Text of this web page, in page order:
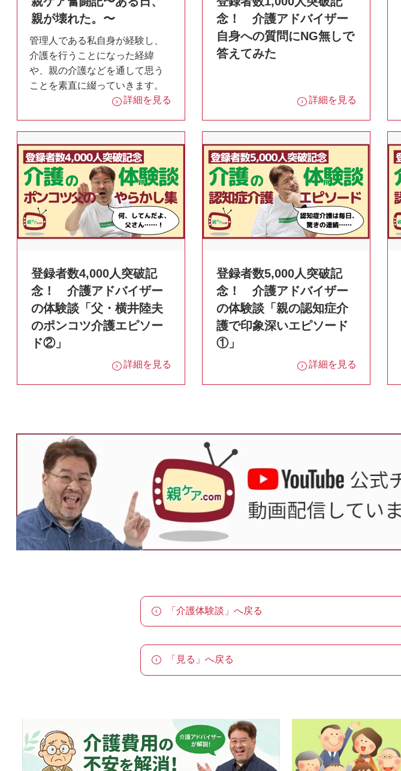
親が壊れた。〜
管理人である私自身が経験し、
介護を行うことになった経緯
や、親の介護などを通して思う
ことを素直に綴っていきます。
詳細を見る
念！ 介護アドバイザー
自身への質問にNG無しで
答えてみた
詳細を見る
登録者数4,000人突破記
念！ 介護アドバイザー
の体験談「父・横井陸夫
のポンコツ介護エピソー
ド②」
詳細を見る
登録者数5,000人突破記
念！ 介護アドバイザー
の体験談「親の認知症介
護で印象深いエピソード
①」
詳細を見る
「介護体験談」へ戻る
「見る」へ戻る